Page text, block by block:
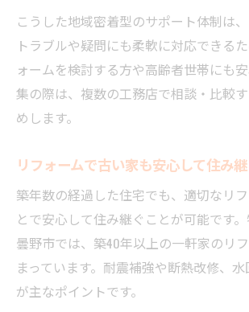
リフォームで実現する家族の
り
コスト比較から見る現実的な住ま
リフォームで抑える維持費と
リフォーム予算500万円でで
リフォームの補助金活用法と
リフォームで無理なく進める
り方
将来を見据えた松本・安曇野での
こうした地域密着型のサポート体制は
トラブルや疑問にも柔軟に対応できる
ォームを検討する方や高齢者世帯にも
集の際は、複数の工務店で相談・比較
めします。
リフォームで古い家も安心して住み
築年数の経過した住宅でも、適切なリ
とで安心して住み継ぐことが可能です
曇野市では、築40年以上の一軒家のリ
まっています。耐震補強や断熱改修、
が主なポイントです。